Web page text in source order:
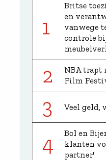
1
Britse
en
vanwege
controle
2
NBA trapt
Film
3 Veel geld,
4
Bol en
klanten
partner'